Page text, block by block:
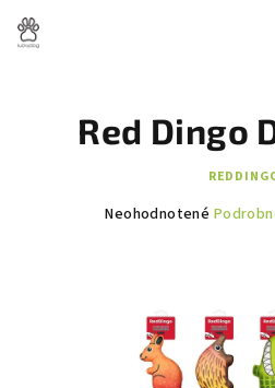
obsah
Red Dingo
Priemerné
hviezdičiek.
Neohodnotené